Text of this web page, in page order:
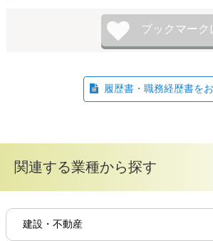
履歴書・職務経歴書を
関連する業種から探す
建設・不動産